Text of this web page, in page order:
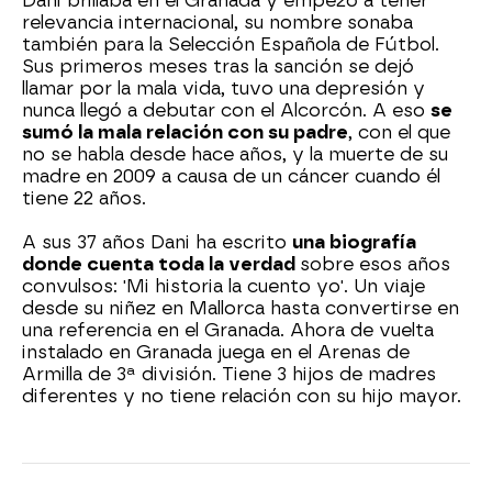
relevancia internacional, su nombre sonaba
también para la Selección Española de Fútbol.
Sus primeros meses tras la sanción se dejó
llamar por la mala vida, tuvo una depresión y
nunca llegó a debutar con el Alcorcón. A eso se
sumó la mala relación con su padre, con el que
no se habla desde hace años, y la muerte de su
madre en 2009 a causa de un cáncer cuando él
tiene 22 años.
A sus 37 años Dani ha escrito una biografía
donde cuenta toda la verdad sobre esos años
convulsos: 'Mi historia la cuento yo'. Un viaje
desde su niñez en Mallorca hasta convertirse en
una referencia en el Granada. Ahora de vuelta
instalado en Granada juega en el Arenas de
Armilla de 3ª división. Tiene 3 hijos de madres
diferentes y no tiene relación con su hijo mayor.